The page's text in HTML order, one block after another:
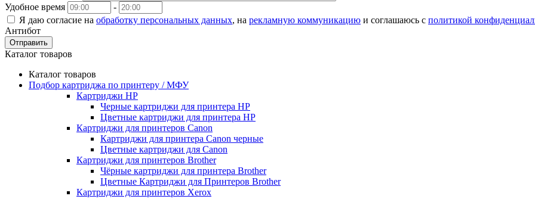
Удобное время
-
Я даю согласие на обработку персональных данных, на рекламную коммуникацию и соглашаюсь с политикой
Антибот
Отправить
Каталог товаров
Каталог товаров
Подбор картриджа по принтеру / МФУ
Картриджи HP
Черные картриджи для принтера HP
Цветные картриджи для принтера HP
Картриджи для принтеров Сanon
Картриджи для принтера Сanon черные
Цветные картриджи для Сanon
Картриджи для принтеров Brother
Чёрные картриджи для принтера Brother
Цветные Картриджи для Принтеров Brother
Картриджи для принтеров Xerox